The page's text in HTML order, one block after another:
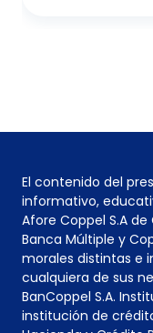
El contenido del
informativo,
Afore Coppel S.A de
Banca Múltiple y
morales distintas e
cualquiera de sus
BanCoppel S.A.
institución de